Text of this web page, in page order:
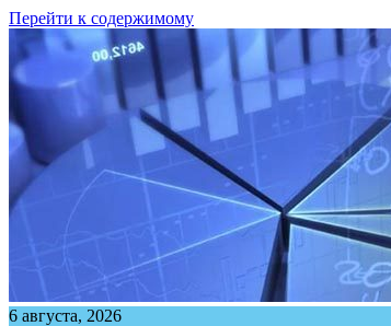
Перейти к содержимому
6 августа, 2026